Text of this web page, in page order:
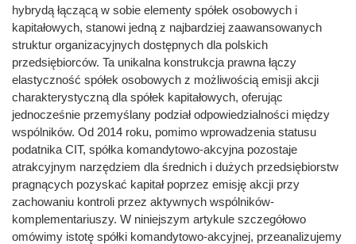
hybrydą łączącą w sobie elementy spółek osobowych i
kapitałowych, stanowi jedną z najbardziej zaawansowanych
struktur organizacyjnych dostępnych dla polskich
przedsiębiorców. Ta unikalna konstrukcja prawna łączy
elastyczność spółek osobowych z możliwością emisji akcji
charakterystyczną dla spółek kapitałowych, oferując
jednocześnie przemyślany podział odpowiedzialności między
wspólników. Od 2014 roku, pomimo wprowadzenia statusu
podatnika CIT, spółka komandytowo-akcyjna pozostaje
atrakcyjnym narzędziem dla średnich i dużych przedsiębiorstw
pragnących pozyskać kapitał poprzez emisję akcji przy
zachowaniu kontroli przez aktywnych wspólników-
komplementariuszy. W niniejszym artykule szczegółowo
omówimy istotę spółki komandytowo-akcyjnej, przeanalizujemy